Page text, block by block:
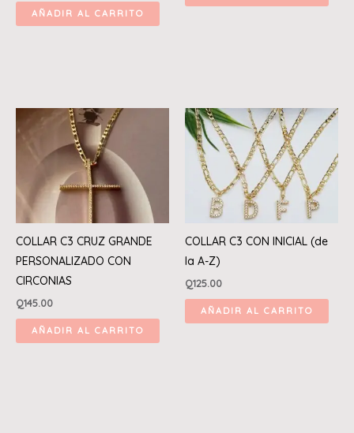
AÑADIR AL CARRITO
COLLAR C3 CRUZ GRANDE
PERSONALIZADO CON
CIRCONIAS
Q145.00
AÑADIR AL CARRITO
COLLAR C3 CON INICIAL (de
la A-Z)
Q125.00
AÑADIR AL CARRITO